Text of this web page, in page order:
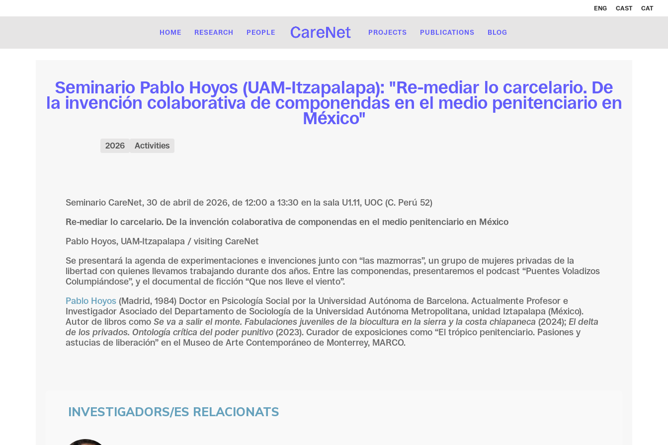
ENG CAST CAT
HOME RESEARCH PEOPLE PROJECTS PUBLICATIONS BLOG
Seminario Pablo Hoyos (UAM-Itzapalapa): "Re-mediar lo carcelario. De
la invención colaborativa de componendas en el medio penitenciario en
México"
2026 Activities
Seminario CareNet, 30 de abril de 2026, de 12:00 a 13:30 en la sala U1.11, UOC (C. Perú 52)
Re-mediar lo carcelario. De la invención colaborativa de componendas en el medio penitenciario en México
Pablo Hoyos, UAM-Itzapalapa / visiting CareNet
Se presentará la agenda de experimentaciones e invenciones junto con “las mazmorras”, un grupo de mujeres privadas de la
libertad con quienes llevamos trabajando durante dos años. Entre las componendas, presentaremos el podcast “Puentes Voladizos
Columpiándose”, y el documental de ficción “Que nos lleve el viento”.
Pablo Hoyos (Madrid, 1984) Doctor en Psicología Social por la Universidad Autónoma de Barcelona. Actualmente Profesor e
Investigador Asociado del Departamento de Sociología de la Universidad Autónoma Metropolitana, unidad Iztapalapa (México).
Autor de libros como Se va a salir el monte. Fabulaciones juveniles de la biocultura en la sierra y la costa chiapaneca (2024); El delta
de los privados. Ontología crítica del poder punitivo (2023). Curador de exposiciones como “El trópico penitenciario. Pasiones y
astucias de liberación” en el Museo de Arte Contemporáneo de Monterrey, MARCO.
INVESTIGADORS/ES RELACIONATS